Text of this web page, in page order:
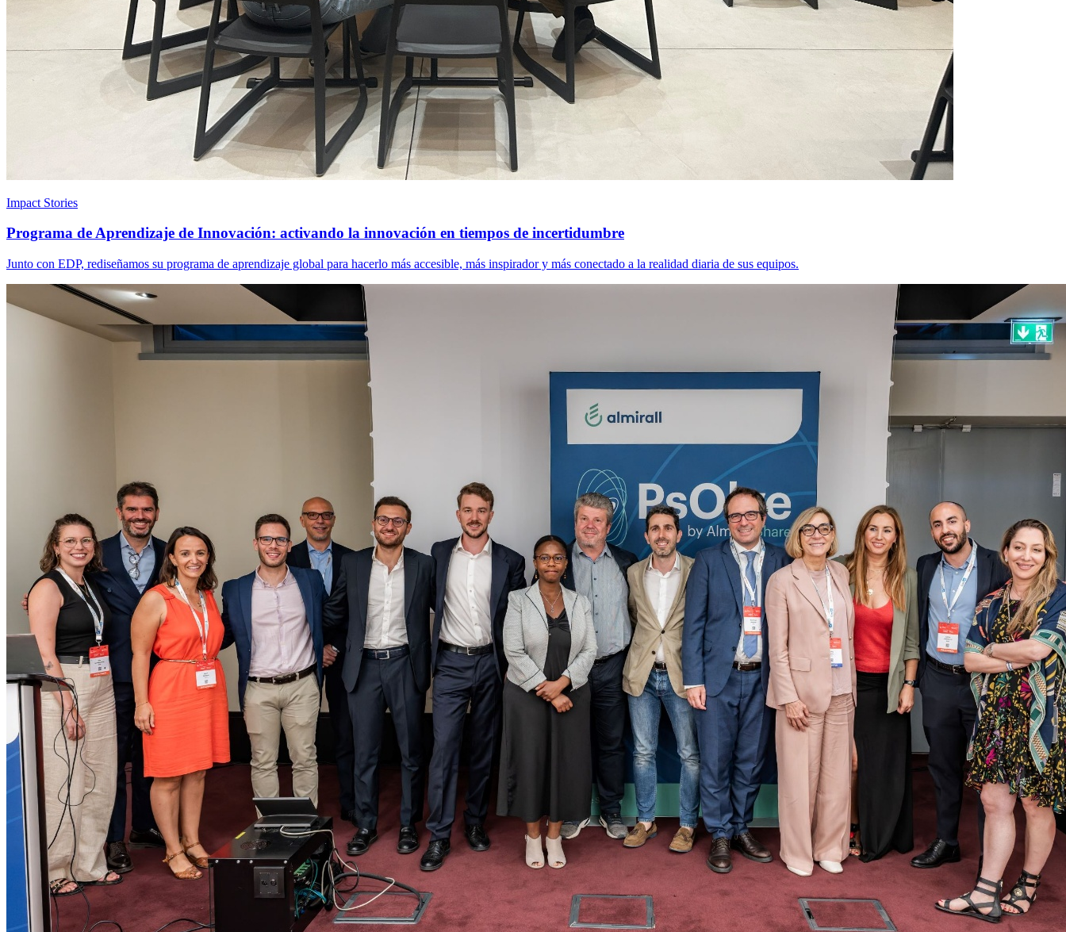
Impact Stories
Programa de Aprendizaje de Innovación: activando la innovación en tiempos de incertidumbre
Junto con EDP, rediseñamos su programa de aprendizaje global para hacerlo más accesible, más inspirador y más conectado a la realidad diaria de sus equipos.